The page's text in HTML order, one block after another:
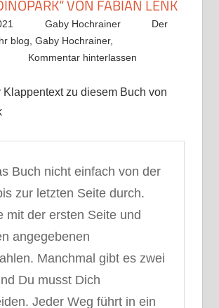
VON FABIAN LENK
Gaby Hochrainer
Der
blog, Gaby Hochrainer,
Kommentar hinterlassen
Klappentext zu diesem Buch von
Buch nicht einfach von der
zur letzten Seite durch.
mit der ersten Seite und
angegebenen
Manchmal gibt es zwei
Du musst Dich
Jeder Weg führt in ein